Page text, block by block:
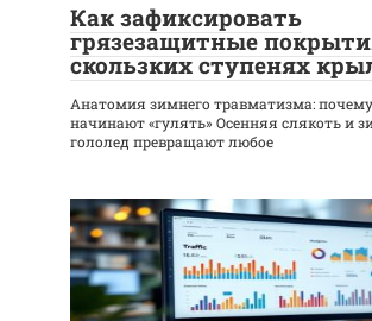
Как зафиксировать
грязезащитные
скользких ступенях
Анатомия зимнего травматизма:
начинают «гулять» Осенняя слякоть и
гололед превращают любое